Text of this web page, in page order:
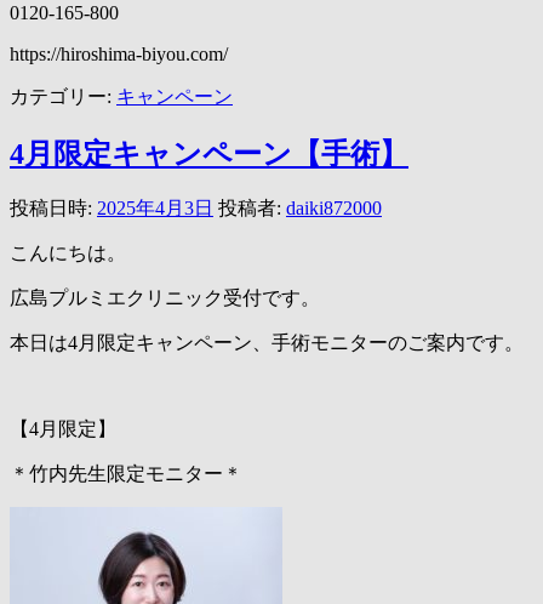
0120-165-800
https://hiroshima-biyou.com/
カテゴリー: キャンペーン
4月限定キャンペーン【手術】
投稿日時: 2025年4月3日 投稿者: daiki872000
こんにちは。
広島プルミエクリニック受付です。
本日は4月限定キャンペーン、手術モニターのご案内です。
【4月限定】
＊竹内先生限定モニター＊